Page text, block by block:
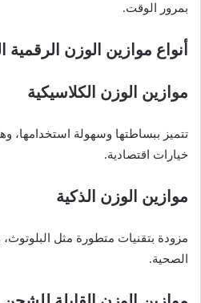
بمرور الوقت.
أنواع موازين الوزن
موازين الوزن الكلاسيكية
تتميز ببساطتها وسهولة استخدامها،
خيارات اقتصادية.
موازين الوزن الذكية
مزودة بتقنيات متطورة مثل البلوتوث،
الصحية.